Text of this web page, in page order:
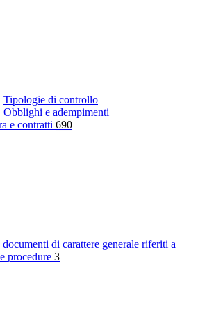
Tipologie di controllo
Obblighi e adempimenti
e contratti 690
di carattere generale riferiti a
procedure 3